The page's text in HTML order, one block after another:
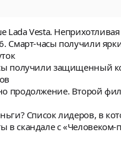
Lada Vesta.
Смарт-часы получили
получили защищенный
продолжение. Второй
Список лидеров, в
скандале с «Человеком-